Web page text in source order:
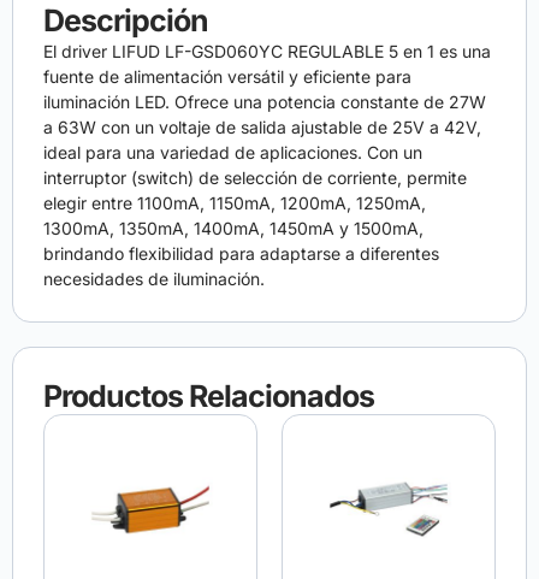
Descripción
El driver LIFUD LF-GSD060YC REGULABLE 5 en 1 es una
fuente de alimentación versátil y eficiente para
iluminación LED. Ofrece una potencia constante de 27W
a 63W con un voltaje de salida ajustable de 25V a 42V,
ideal para una variedad de aplicaciones. Con un
interruptor (switch) de selección de corriente, permite
elegir entre 1100mA, 1150mA, 1200mA, 1250mA,
1300mA, 1350mA, 1400mA, 1450mA y 1500mA,
brindando flexibilidad para adaptarse a diferentes
necesidades de iluminación.
Productos Relacionados